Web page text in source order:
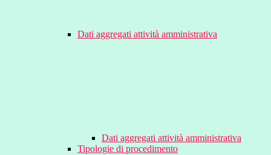
Dati aggregati attività amministrativa
Dati aggregati attività amministrativa
Tipologie di procedimento